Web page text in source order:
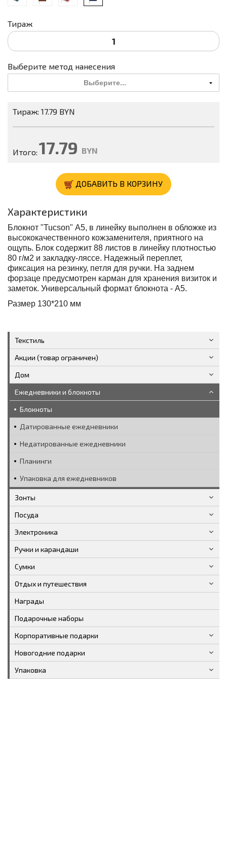
Тираж
Выберите метод нанесения
Выберите...
Тираж: 17.79 BYN
Итого: 17.79 BYN
ДОБАВИТЬ В КОРЗИНУ
Характеристики
Блокнот "Tucson" А5, в линейку выполнен в обложке из
высококачественного кожзаменителя, приятного на
ощупь. Блок содержит 88 листов в линейку плотностью
80 г/м2 и закладку-ляссе. Надежный переплет,
фиксация на резинку, петля для ручки. На заднем
форзаце предусмотрен карман для хранения визиток и
заметок. Универсальный формат блокнота - А5.
Размер 130*210 мм
Текстиль
Акции (товар ограничен)
Дом
Ежедневники и блокноты
Блокноты
Датированные ежедневники
Недатированные ежедневники
Планинги
Упаковка для ежедневников
Зонты
Посуда
Электроника
Ручки и карандаши
Сумки
Отдых и путешествия
Награды
Подарочные наборы
Корпоративные подарки
Новогодние подарки
Упаковка